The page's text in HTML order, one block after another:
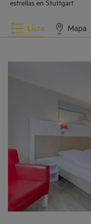
estrellas en Stuttgart
Lista Mapa